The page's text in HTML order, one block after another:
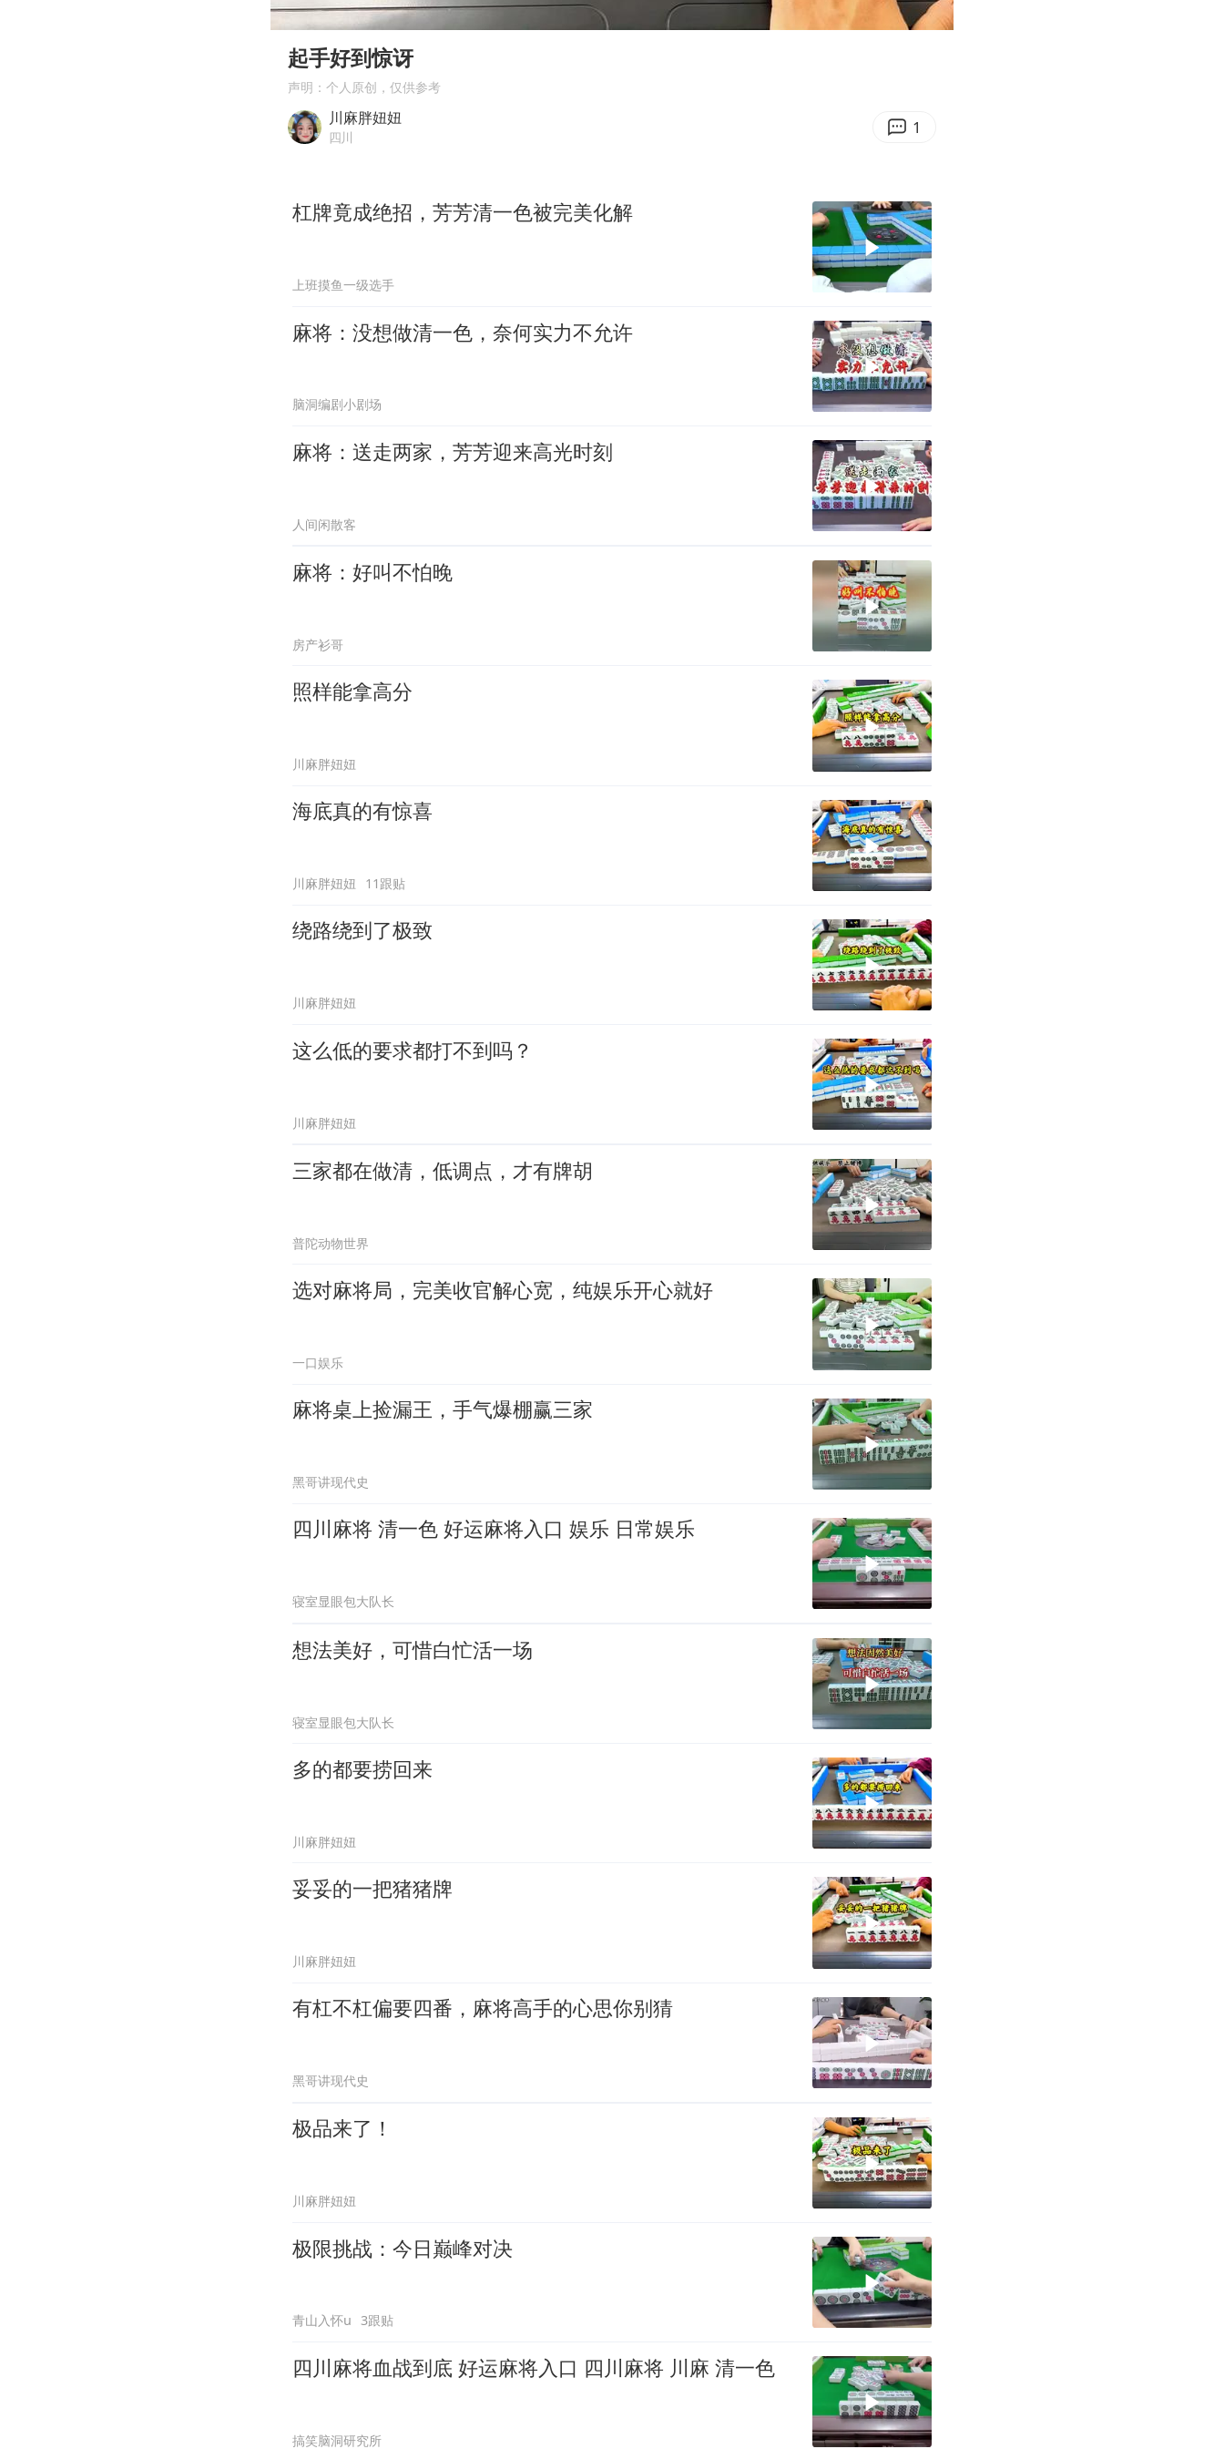
日本广岛民众举行游行反对政府行径
Play
00:00 02:11
Enter
起手好到惊讶
声明：个人原创，仅供参考
川麻胖妞妞
四川 1
杠牌竟成绝招，芳芳清一色被完美化解
上班摸鱼一级选手
麻将：没想做清一色，奈何实力不允许
脑洞编剧小剧场
麻将：送走两家，芳芳迎来高光时刻
人间闲散客
麻将：好叫不怕晚
房产衫哥
照样能拿高分
川麻胖妞妞
海底真的有惊喜
川麻胖妞妞 11跟贴
绕路绕到了极致
川麻胖妞妞
这么低的要求都打不到吗？
川麻胖妞妞
三家都在做清，低调点，才有牌胡
普陀动物世界
选对麻将局，完美收官解心宽，纯娱乐开心就好
一口娱乐
麻将桌上捡漏王，手气爆棚赢三家
黑哥讲现代史
四川麻将 清一色 好运麻将入口 娱乐 日常娱乐
寝室显眼包大队长
想法美好，可惜白忙活一场
寝室显眼包大队长
多的都要捞回来
川麻胖妞妞
妥妥的一把猪猪牌
川麻胖妞妞
有杠不杠偏要四番，麻将高手的心思你别猜
黑哥讲现代史
极品来了！
川麻胖妞妞
极限挑战：今日巅峰对决
青山入怀u 3跟贴
四川麻将血战到底 好运麻将入口 四川麻将 川麻 清一色
搞笑脑洞研究所